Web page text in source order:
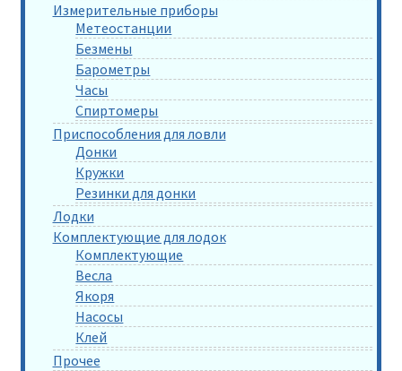
Измерительные приборы
Метеостанции
Безмены
Барометры
Часы
Спиртомеры
Приспособления для ловли
Донки
Кружки
Резинки для донки
Лодки
Комплектующие для лодок
Комплектующие
Весла
Якоря
Насосы
Клей
Прочее